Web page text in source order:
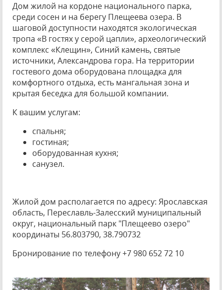
Дом жилой на кордоне национального парка,
среди сосен и на берегу Плещеева озера. В
шаговой доступности находятся экологическая
тропа «В гостях у серой цапли», археологический
комплекс «Клещин», Синий камень, святые
источники, Александрова гора. На территории
гостевого дома оборудована площадка для
комфортного отдыха, есть мангальная зона и
крытая беседка для большой компании.
К вашим услугам:
спальня;
гостиная;
оборудованная кухня;
санузел.
Жилой дом располагается по адресу: Ярославская
область, Переславль-Залесский муниципальный
округ, национальный парк "Плещеево озеро"
координаты 56.803790, 38.790732
Бронирование по телефону +7 980 652 72 10